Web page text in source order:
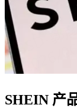
SHEIN 产